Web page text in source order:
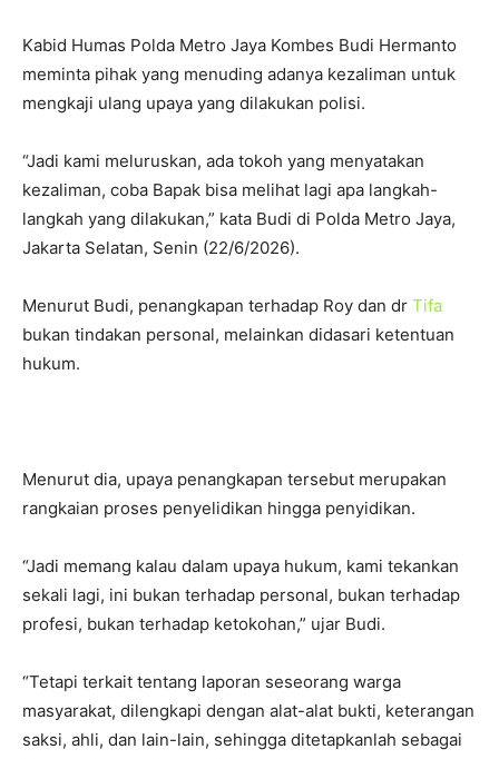
Kabid Humas Polda Metro Jaya Kombes Budi Hermanto
meminta pihak yang menuding adanya kezaliman untuk
mengkaji ulang upaya yang dilakukan polisi.
“Jadi kami meluruskan, ada tokoh yang menyatakan
kezaliman, coba Bapak bisa melihat lagi apa langkah-
langkah yang dilakukan,” kata Budi di Polda Metro Jaya,
Jakarta Selatan, Senin (22/6/2026).
Menurut Budi, penangkapan terhadap Roy dan dr Tifa
bukan tindakan personal, melainkan didasari ketentuan
hukum.
Menurut dia, upaya penangkapan tersebut merupakan
rangkaian proses penyelidikan hingga penyidikan.
“Jadi memang kalau dalam upaya hukum, kami tekankan
sekali lagi, ini bukan terhadap personal, bukan terhadap
profesi, bukan terhadap ketokohan,” ujar Budi.
“Tetapi terkait tentang laporan seseorang warga
masyarakat, dilengkapi dengan alat-alat bukti, keterangan
saksi, ahli, dan lain-lain, sehingga ditetapkanlah sebagai